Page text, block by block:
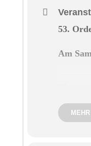
53.
Am
MEHR